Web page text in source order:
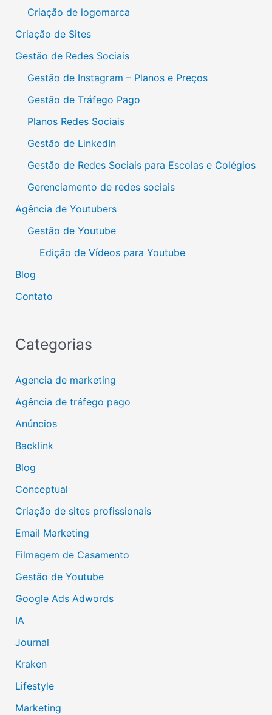
Criação de logomarca
Criação de Sites
Gestão de Redes Sociais
Gestão de Instagram – Planos e Preços
Gestão de Tráfego Pago
Planos Redes Sociais
Gestão de LinkedIn
Gestão de Redes Sociais para Escolas e Colégios
Gerenciamento de redes sociais
Agência de Youtubers
Gestão de Youtube
Edição de Vídeos para Youtube
Blog
Contato
Categorias
Agencia de marketing
Agência de tráfego pago
Anúncios
Backlink
Blog
Conceptual
Criação de sites profissionais
Email Marketing
Filmagem de Casamento
Gestão de Youtube
Google Ads Adwords
IA
Journal
Kraken
Lifestyle
Marketing